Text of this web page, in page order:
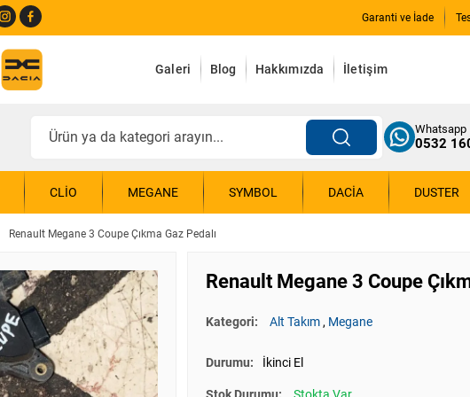
Garanti ve İade
Galeri Blog Hakkımızda İletişim
Whatsapp
0532
CLIO MEGANE SYMBOL DACIA DUSTER
Renault Megane 3 Coupe Çıkma Gaz Pedalı
Renault Megane 3 Coupe
Kategori: Alt Takım, Megane
Durumu: İkinci El